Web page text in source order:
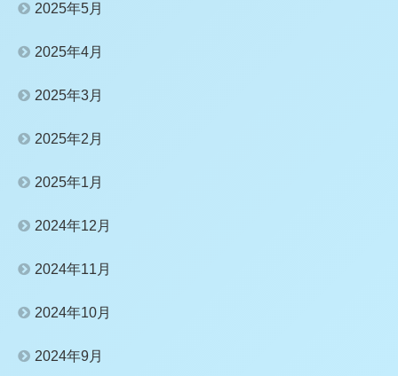
2025年5月
2025年4月
2025年3月
2025年2月
2025年1月
2024年12月
2024年11月
2024年10月
2024年9月